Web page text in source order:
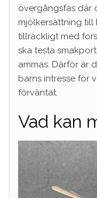
övergångsfas där
mjölkersättning till
tillräckligt med
ska testa
ammas. Därför är
barns intresse för
förväntat.
Vad kan